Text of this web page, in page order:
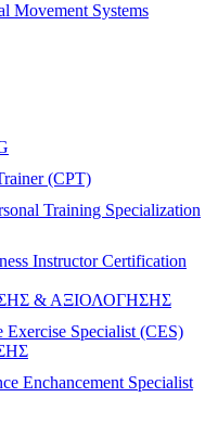
Movement Systems
(CPT)
Training Specialization
Instructor Certification
& ΑΞΙΟΛΟΓΗΣΗΣ
Exercise Specialist (CES)
Enchancement Specialist